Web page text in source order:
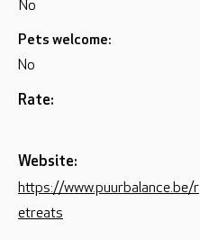
No
Pets welcome:
No
Rate:
Website:
https://www.puurbalance.be/r
etreats